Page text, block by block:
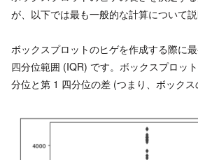
が、以下では最も一般的な計算について説
ボックスプロットのヒゲを作成する際に最
四分位範囲 (IQR) です。ボックスプロッ
分位と第 1 四分位の差 (つまり、ボックス